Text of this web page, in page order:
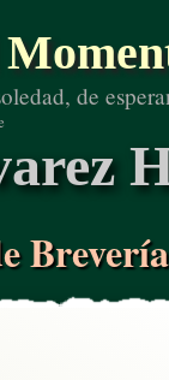
de